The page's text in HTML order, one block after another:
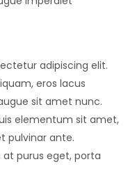
adipiscing elit.
eros lacus
sit amet nunc.
elementum sit amet,
pulvinar ante.
at purus eget, porta